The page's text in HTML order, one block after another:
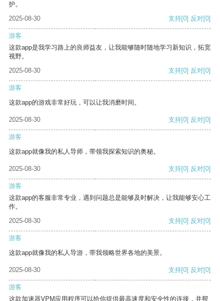
护。
2025-08-30
支持[0] 反对[0]
游客
这款app是我学习路上的良师益友，让我能够随时随地学习新知识，拓宽
视野。
2025-08-30
支持[0] 反对[0]
游客
这款app的游戏非常好玩，可以让我消磨时间。
2025-08-30 支持[0] 反对[0]
游客
这款app就像我的私人导师，带领我探索知识的奥秘。
2025-08-30 支持[0] 反对[0]
游客
这款app的客服非常专业，遇到问题总是能够及时解决，让我能够安心工
作。
2025-08-30
支持[0] 反对[0]
游客
这款app就像我的私人导游，带我领略世界各地的美景。
2025-08-30 支持[0] 反对[0]
游客
这款加速器VPM应用程序可以给你提供最高速度和安全性的连接，并帮